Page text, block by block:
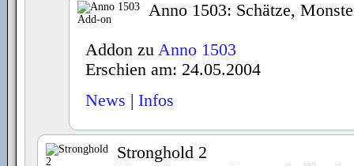
Anno 1503: Schätze,
Addon zu Anno 1503
Erschien am: 24.05.2004
News | Infos
Stronghold 2